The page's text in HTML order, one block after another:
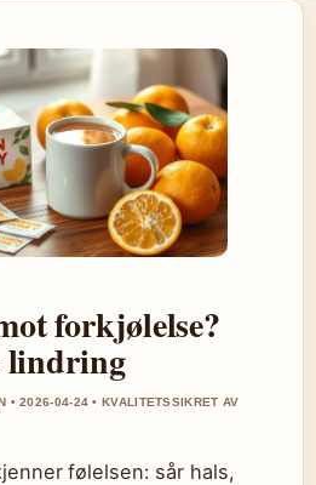
forkjølelse?
lindring
• 2026-04-24 • KVALITETSSIKRET AV
følelsen: sår hals,